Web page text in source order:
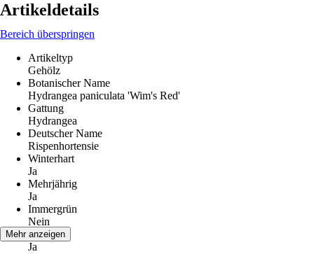
Artikeldetails
Bereich überspringen
Artikeltyp
Gehölz
Botanischer Name
Hydrangea paniculata 'Wim's Red'
Gattung
Hydrangea
Deutscher Name
Rispenhortensie
Winterhart
Ja
Mehrjährig
Ja
Immergrün
Nein
Blüte
Ja
Mehr anzeigen